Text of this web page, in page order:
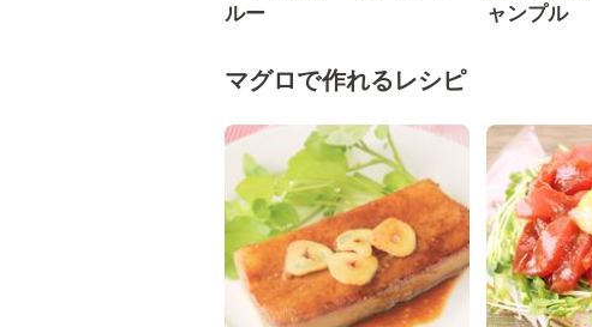
ルー
ャンプル
マグロで作れるレシピ